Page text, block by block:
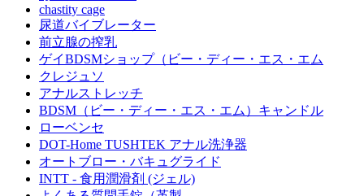
chastity cage
尿道バイブレーター
前立腺の搾乳
ゲイBDSMショップ（ビー・ディー・エス・エム
クレジュソ
アナルストレッチ
BDSM（ビー・ディー・エス・エム）キャンドル
ローベンセ
DOT-Home TUSHTEK アナル洗浄器
オートブロー・バキュグライド
INTT - 食用潤滑剤 (ジェル)